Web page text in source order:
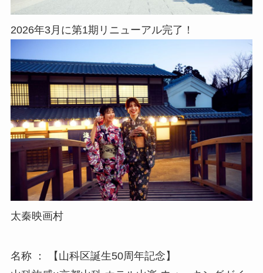
2026年3月に第1期リニューアル完了！
太秦映画村
名称 ： 【山科区誕生50周年記念】